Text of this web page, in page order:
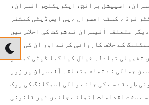
اسپیشل برانچ،ایگریکلچر افسران،
فوڈ ، کسٹم افسران ،پی ایس ڈپٹی کمشنر
متعلقہ آفیسران نے شرکت کی اجلاس میں
کے خلاف کاروائی کرنے اور ان کی روک
تفصیلی تبادلہ خیال کیا گیا ڈپٹی کمشنر
جمالی نے تمام متعلقہ آفیسران پر زور
طریقے سے کی جانے والی اسمگلنگ کی روک
سخت اقدامات اٹھائے جائیں غیر قانونی